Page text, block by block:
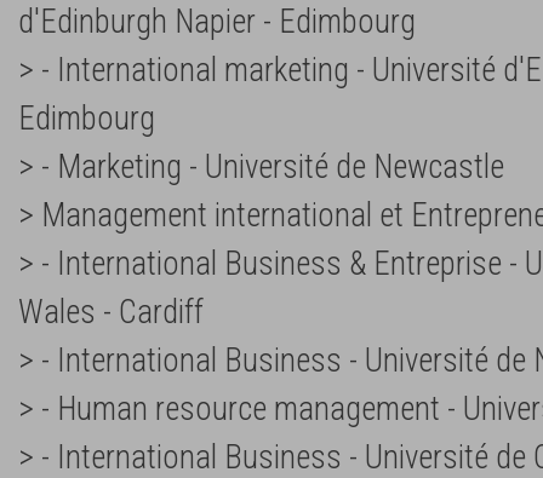
d'Edinburgh Napier - Edimbourg
> - International marketing - Université
Edimbourg
> - Marketing - Université de Newcastle
> Management international et
> - International Business & Entreprise -
Wales - Cardiff
> - International Business - Université de
> - Human resource management -
> - International Business - Université de